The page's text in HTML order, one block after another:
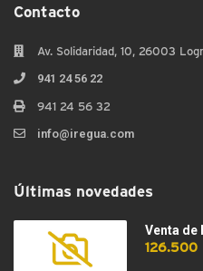
Contacto
Av. Solidaridad, 10, 26003
941 24 56 22
941 24 56 32
info@iregua.com
Últimas novedades
Venta de